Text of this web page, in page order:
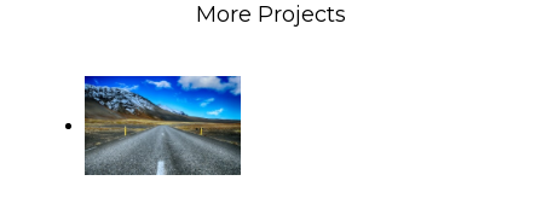
More Projects
Self
enlightenment